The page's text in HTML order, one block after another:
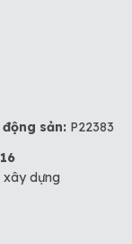
sản:P22383
xây dựng